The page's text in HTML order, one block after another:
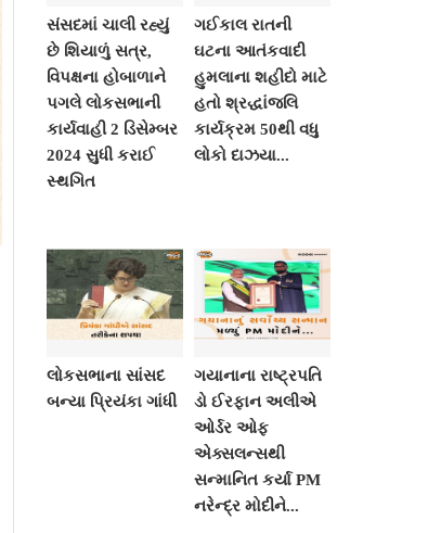
સંસદમાં ચાલી રહ્યું
છે શિયાળું સત્ર,
વિપક્ષના હોબાળાને
પગલે લોકસભાની
કાર્યવાહી 2 ડિસેમ્બર
2024 સુધી કરાઈ
સ્થગિત
ગઈકાલ રાતની
ઘટના આતંકવાદી
હુમલાના શહીદો માટે
હતો શ્રદ્ધાંજલિ
કાર્યક્રમ 50થી વધુ
લોકો દાઝયા...
લોકસભાના સાંસદ
બન્યા પ્રિયંકા ગાંધી
ગયાનાના રાષ્ટ્રપતિ
ડો ઈરફાન અલીએ
ઓર્ડર ઓફ
એક્સલન્સથી
સન્માનિત કર્યા PM
નરેન્દ્ર મોદીને...